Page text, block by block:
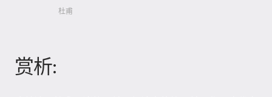
杜甫
赏析: